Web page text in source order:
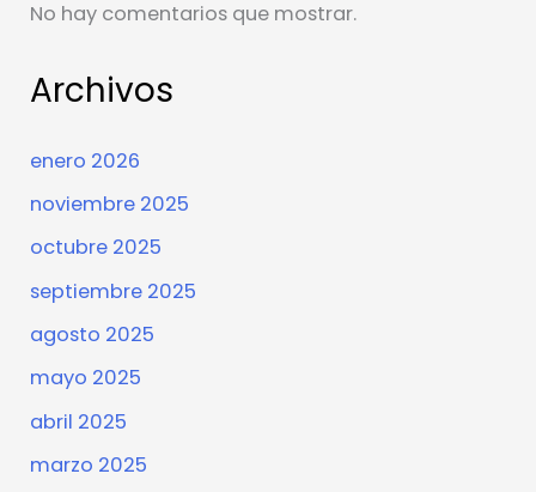
No hay comentarios que mostrar.
Archivos
enero 2026
noviembre 2025
octubre 2025
septiembre 2025
agosto 2025
mayo 2025
abril 2025
marzo 2025